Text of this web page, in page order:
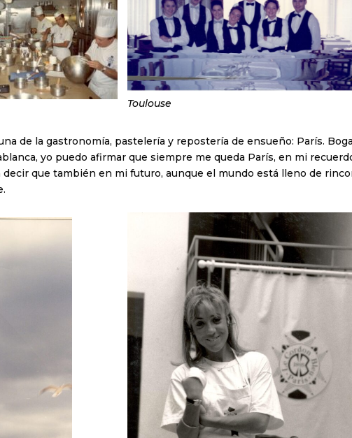
Toulouse
de la gastronomía, pastelería y repostería de ensueño: París.
yo puedo afirmar que siempre me queda París, en mi
que también en mi futuro, aunque el mundo está lleno de